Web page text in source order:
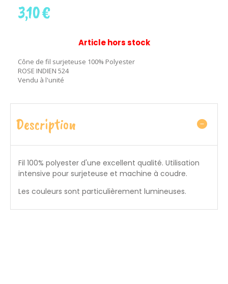
3,10€
Article hors stock
Cône de fil surjeteuse 100% Polyester
ROSE INDIEN 524
Vendu à l'unité
Description
Fil 100% polyester d'une excellent qualité. Utilisation
intensive pour surjeteuse et machine à coudre.
Les couleurs sont particulièrement lumineuses.